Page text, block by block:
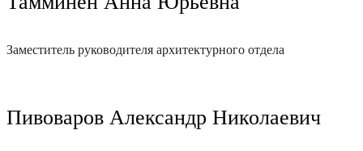
Заместитель руководителя архитектурного отдела
Пивоваров Александр Николаевич